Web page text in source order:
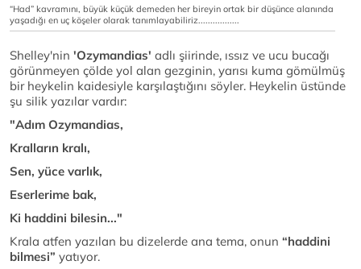
“Had” kavramını, büyük küçük demeden her bireyin ortak bir düşünce alanında
yaşadığı en uç köşeler olarak tanımlayabiliriz.................
Shelley'nin 'Ozymandias' adlı şiirinde, ıssız ve ucu bucağı
görünmeyen çölde yol alan gezginin, yarısı kuma gömülmüş
bir heykelin kaidesiyle karşılaştığını söyler. Heykelin üstünde
şu silik yazılar vardır:
"Adım Ozymandias,
Kralların kralı,
Sen, yüce varlık,
Eserlerime bak,
Ki haddini bilesin..."
Krala atfen yazılan bu dizelerde ana tema, onun “haddini
bilmesi” yatıyor.